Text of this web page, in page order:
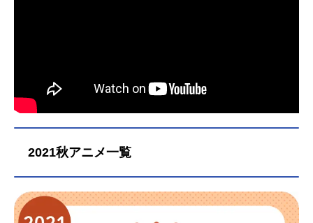
2021秋アニメ一覧